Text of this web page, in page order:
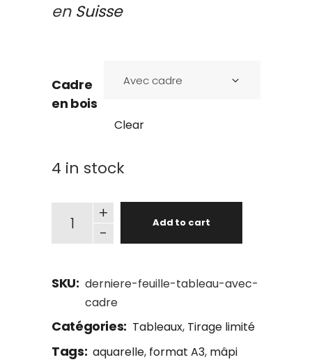
en Suisse
Cadre
en bois
Avec cadre
Clear
4 in stock
La dernière feuille d’automne (tableau)
-
+ Add to cart
SKU: derniere-feuille-tableau-avec-
cadre
Catégories: Tableaux, Tirage limité
Tags: aquarelle, format A3, mâpi